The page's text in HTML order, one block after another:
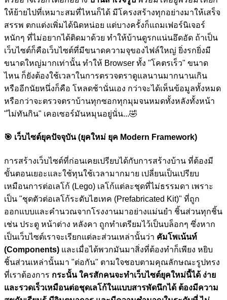
ให้ย้ายไปที่เหมาะสมที่ไหนก็ได้ มีโครงสร้างทุกอย่างมาให้เสร็จ
สรรพ ตกแต่งเพิ่มได้นิดหน่อย แต่บางครั้งก็แถมเฟอร์นิเจอร์
หนักๆ ที่ไม่อยากได้ติดมาด้วย ทำให้บ้านดูรกแน่นอึดอัด ถ้าเป็น
เว็บไซต์ก็คือเว็บไซต์ที่มีขนาดความจุของไฟล์ใหญ่ ยิ่งรกยิ่งมี
ขนาดใหญ่มากเท่านั้น ทำให้ Browser ทั้ง "โคตรเร็ว" ขนาด
ไหน ก็ยังต้องใช้เวลาในการตรวจตราดูแลนานมากนานเกิน
หรืออีกนัยหนึ่งก็คือ โหลดช้านั่นเอง กว่าจะได้เห็นข้อมูลทั้งหมด
หรือกว่าจะตรวจตราบ้านทุกซอกทุกมุมจนหมดทั้งหลังทั้งหน้า
"ไม่ทันกิน" เคอเซอร์มันหมุนอยู่นั่น...🤣
🎯 เว็บไซต์ยุคปัจจุบัน (ยุคใหม่ ยุค Modern Framework)
การสร้างเว็บไซต์ที่ก่อนเคยเปรียบได้กับการสร้างบ้าน ที่ต้องมี
ขั้นตอนเยอะและใช้ทุนใช้เวลามากมาย เปลี่ยนเป็นเปรียบ
เหมือนการต่อเลโก้ (Lego) เลโก้แต่ละชุดที่ไม่ธรรมดา เพราะ
เป็น "ชุดตัวต่อเลโก้ระดับไฮเทค (Prefabricated Kit)" ที่ถูก
ออกแบบและคำนวณจากโรงงานมาอย่างแม่นยำ ชิ้นส่วนทุกชิ้น
เช่น ประตู หน้าต่าง หลังคา ถูกทำเตรียมไว้เป็นบล็อกๆ ซึ่งหาก
เป็นเว็บไซต์เราจะเรียกแต่ละส่วนเหล่านั้นว่า คัมโพเน้นท์
(Components) และเมื่อได้พวกมันมาสิ่งที่ต้องทำก็เพียง หยิบ
ชิ้นส่วนเหล่านั้นมา "ต่อกัน" ตามใจชอบตามคุณลักษณะรูปทรง
ที่เราต้องการ กระนั้น ใครสักคนจะทำเว็บไซต์ยุคใหม่นี้ได้ ง่าย
และรวดเร็วเหมือนต่อชุดเลโก้ในแบบสารพัดนึกได้ ต้องมีความ